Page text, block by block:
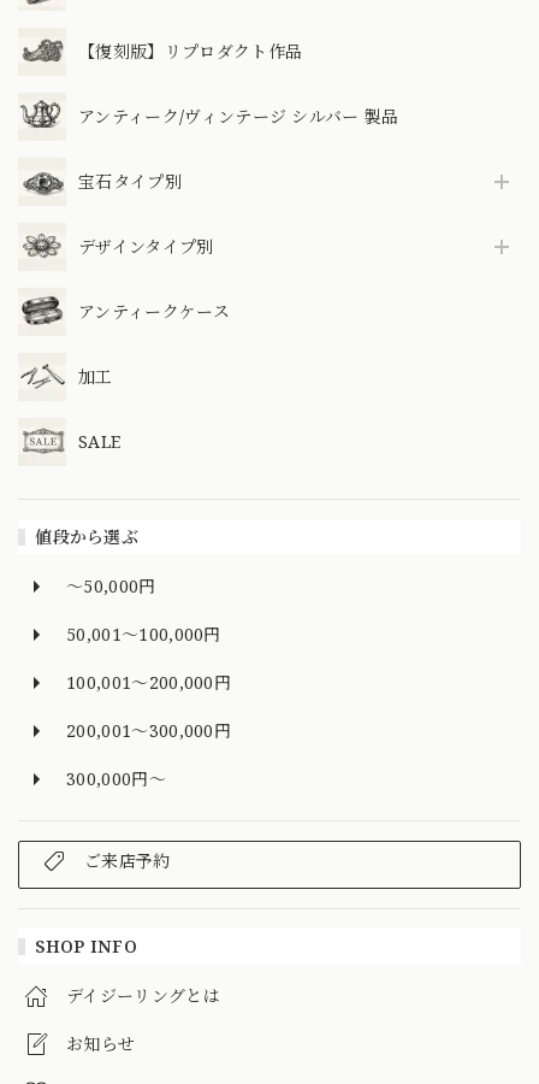
【復刻版】リプロダクト作品
アンティーク/ヴィンテージ シルバー 製品
宝石タイプ別
デザインタイプ別
アンティークケース
加工
SALE
値段から選ぶ
～50,000円
50,001～100,000円
100,001～200,000円
200,001～300,000円
300,000円～
ご来店予約
SHOP INFO
デイジーリングとは
お知らせ